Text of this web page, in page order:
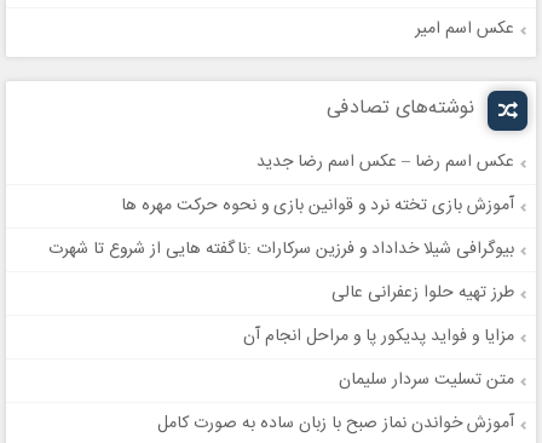
عکس اسم امیر
نوشته‌های تصادفی
عکس اسم رضا – عکس اسم رضا جدید
آموزش بازی تخته نرد و قوانین بازی و نحوه حرکت مهره ها
بیوگرافی شیلا خداداد و فرزین سرکارات :ناگفته هایی از شروع تا شهرت
طرز تهیه حلوا زعفرانی عالی
مزایا و فواید پدیکور پا و مراحل انجام آن
متن تسلیت سردار سلیمان
آموزش خواندن نماز صبح با زبان ساده به صورت کامل